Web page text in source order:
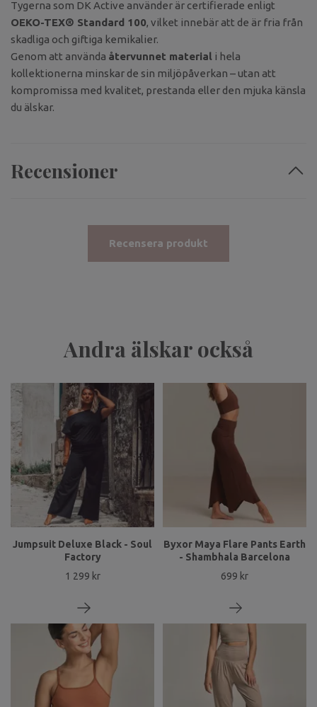
Tygerna som DK Active använder är certifierade enligt
OEKO-TEX® Standard 100, vilket innebär att de är fria från
skadliga och giftiga kemikalier.
Genom att använda återvunnet material i hela
kollektionerna minskar de sin miljöpåverkan – utan att
kompromissa med kvalitet, prestanda eller den mjuka känsla
du älskar.
Recensioner
Recensera produkt
Andra älskar också
Jumpsuit Deluxe Black - Soul
Factory
1 299 kr
Byxor Maya Flare Pants Earth
- Shambhala Barcelona
699 kr